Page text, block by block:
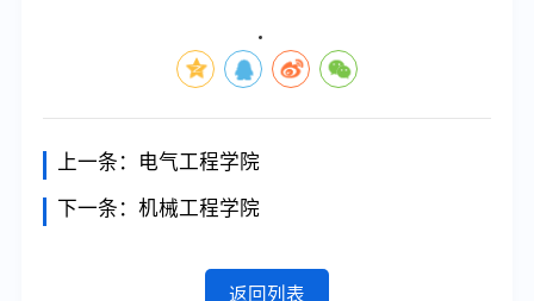
上一条： 电气工程学院
下一条： 机械工程学院
返回列表